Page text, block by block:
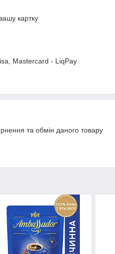
картку
Mastercard - LiqPay
та обмін даного товару